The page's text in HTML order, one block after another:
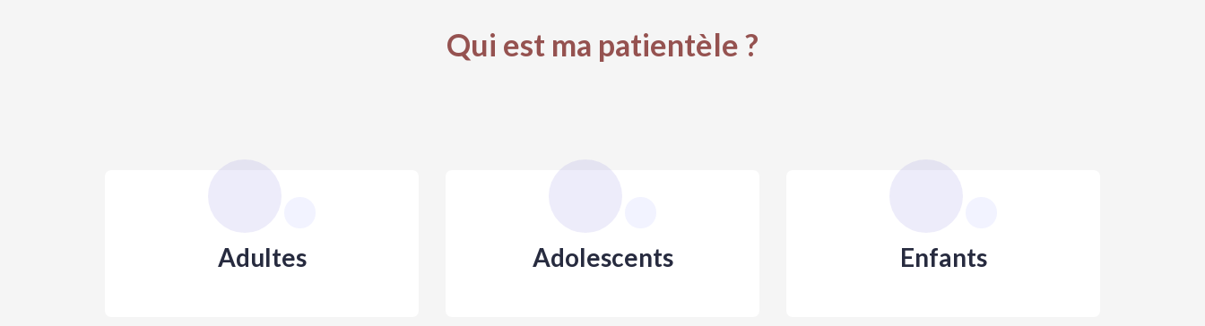
Qui est ma patientèle ?
Adultes Adolescents Enfants